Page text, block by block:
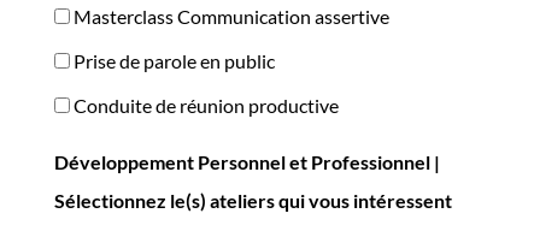
Masterclass Communication assertive
Prise de parole en public
Conduite de réunion productive
Développement Personnel et Professionnel |
Sélectionnez le(s) ateliers qui vous intéressent